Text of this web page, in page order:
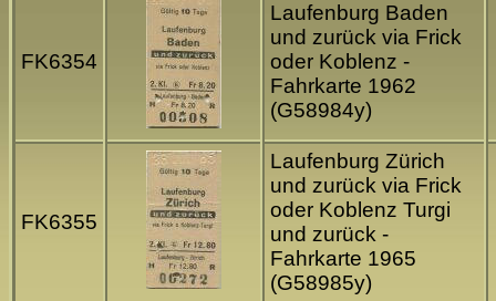
FK6354
Laufenburg Baden
und zurück via Frick
oder Koblenz -
Fahrkarte 1962
(G58984y)
FK6355
Laufenburg Zürich
und zurück via Frick
oder Koblenz Turgi
und zurück -
Fahrkarte 1965
(G58985y)